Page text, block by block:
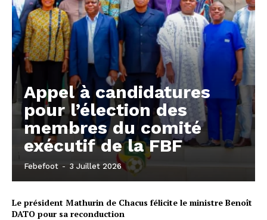
Appel à candidatures
pour l’élection des
membres du comité
exécutif de la FBF
Febefoot - 3 Juillet 2026
Le président Mathurin de Chacus félicite le ministre Benoît
DATO pour sa reconduction